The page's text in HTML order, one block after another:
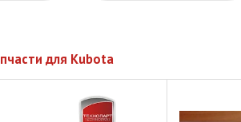
для Kubota